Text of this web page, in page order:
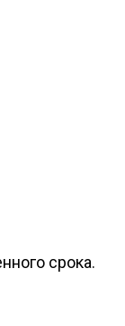
срока.